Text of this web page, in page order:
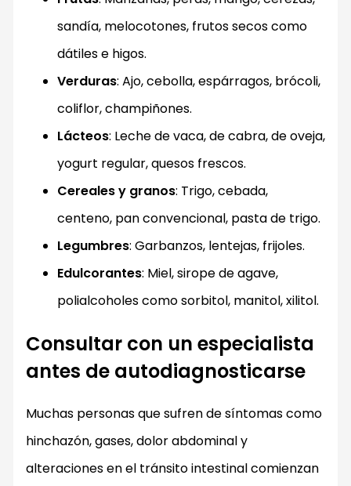
sandía, melocotones, frutos secos como
dátiles e higos.
Verduras: Ajo, cebolla, espárragos, brócoli,
coliflor, champiñones.
Lácteos: Leche de vaca, de cabra, de oveja,
yogurt regular, quesos frescos.
Cereales y granos: Trigo, cebada,
centeno, pan convencional, pasta de trigo.
Legumbres: Garbanzos, lentejas, frijoles.
Edulcorantes: Miel, sirope de agave,
polialcoholes como sorbitol, manitol, xilitol.
Consultar con un especialista
antes de autodiagnosticarse
Muchas personas que sufren de síntomas como
hinchazón, gases, dolor abdominal y
alteraciones en el tránsito intestinal comienzan